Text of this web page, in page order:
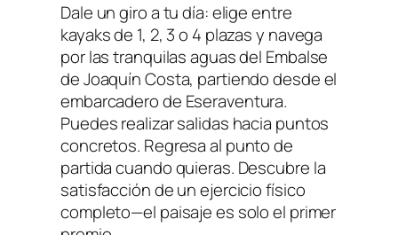
Dale un giro a tu día: elige entre
kayaks de 1, 2, 3 o 4 plazas y navega
por las tranquilas aguas del Embalse
de Joaquín Costa, partiendo desde el
embarcadero de Eseraventura.
Puedes realizar salidas hacia puntos
concretos. Regresa al punto de
partida cuando quieras. Descubre la
satisfacción de un ejercicio físico
completo—el paisaje es solo el primer